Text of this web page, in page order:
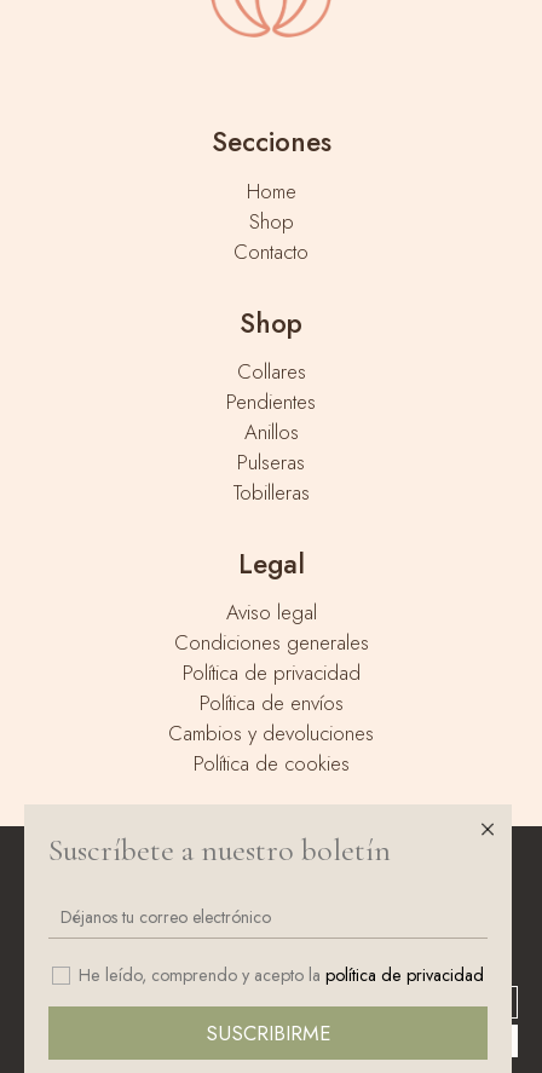
Secciones
Home
Shop
Contacto
Shop
Collares
Pendientes
Anillos
Pulseras
Tobilleras
Legal
Aviso legal
Condiciones generales
Política de privacidad
Política de envíos
Cambios y devoluciones
Política de cookies
Síguenos en Instagram
política de cookies
Configurar
Aceptar todas las cookies
Suscríbete a nuestro boletín
He leído, comprendo y acepto la política de privacidad
SUSCRIBIRME